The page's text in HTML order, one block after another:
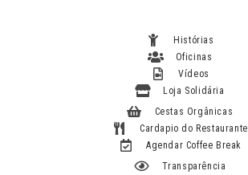
Histórias
Oficinas
Vídeos
Loja Solidária
Cestas Orgânicas
Cardapio do Restaurante
Agendar Coffee Break
Transparência